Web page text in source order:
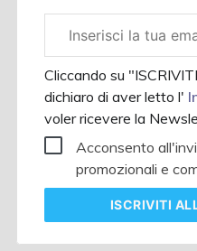
aziendale
Cliccando su
dichiaro di aver letto l'
voler ricevere la
Acconsento
promozionali e
ISCRIVITI